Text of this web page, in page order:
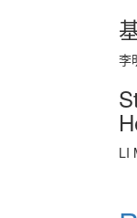
李
LI